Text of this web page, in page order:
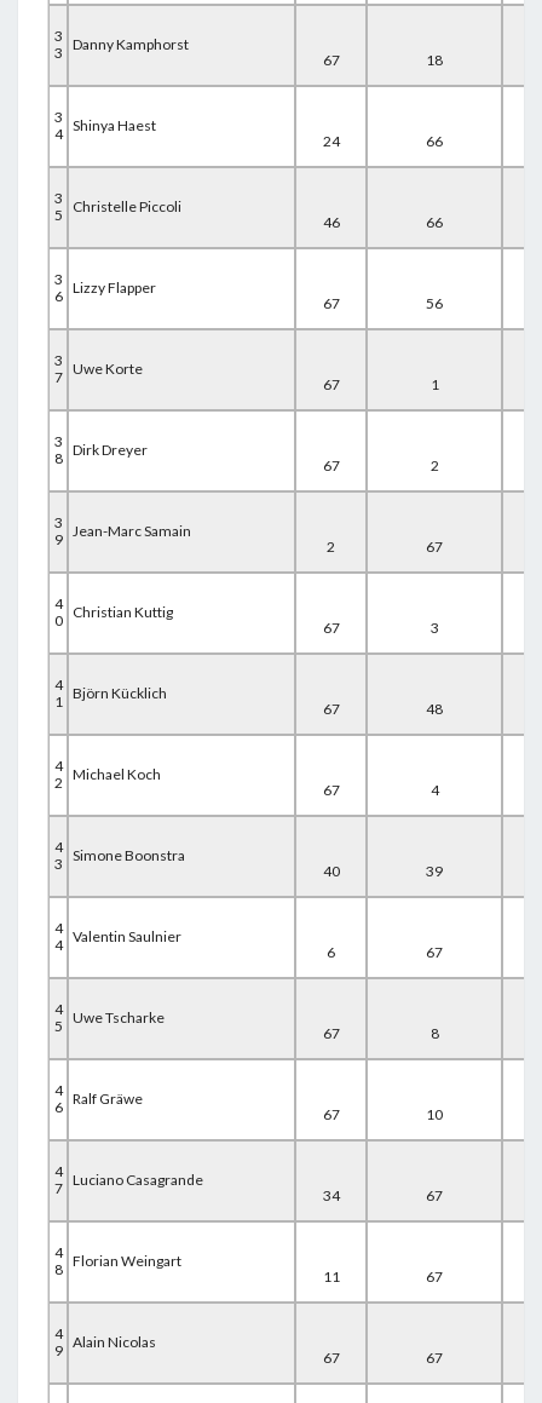
3
3
Danny Kamphorst
67
18
3
4 Shinya Haest
24
66
3
5
Christelle Piccoli
46
66
3
6 Lizzy Flapper
67
56
3
7 Uwe Korte
67
1
3
8 Dirk Dreyer
67
2
3
9 Jean-Marc Samain
2
67
4
0
Christian Kuttig
67
3
4
1 Björn Kücklich
67
48
4
2
Michael Koch
67
4
4
3
Simone Boonstra
40
39
4
4 Valentin Saulnier
6
67
4
5
Uwe Tscharke
67
8
4
6 Ralf Gräwe
67
10
4
7 Luciano Casagrande
34
67
4
8 Florian Weingart
11
67
4
9 Alain Nicolas
67
67